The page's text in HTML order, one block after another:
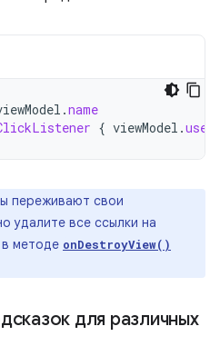
.name
{ viewModel .
переживают свои
удалите все ссылки на
в методе onDestroyView()
для различных